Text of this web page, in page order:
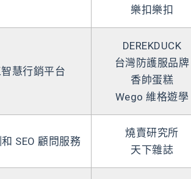
樂扣樂扣
慧行銷平台
DEREKDUCK
台灣防護服品牌
香帥蛋糕
Wego 維格遊學
SEO 顧問服務
燒賣研究所
天下雜誌